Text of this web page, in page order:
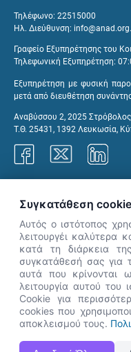
Τηλέφωνο: 22515000
Ηλ. Διεύθυνση:
Γραφείο Εξυπηρέτησης του
Τηλεφωνική Εξυπηρέτηση:
Εξυπηρέτηση με φυσική
μετά από διευθέτηση
Αναβύσσου 2, 2025 Στρόβολος
Τ.Θ. 25431, 1392 Λευκωσία,
Η Ιστοσελίδα ΑνΑΔ είναι πλήρως
👋
Συγκατάθεση
Αυτός ο ιστότοπος
λειτουργέι καλύτερα
κατά τη διάρκεια
συγκατάθεσή σας για
αυτά που κρίνονται
λειτουργία αυτού του
Cookie για
cookies που
αποκλεισμού τους.